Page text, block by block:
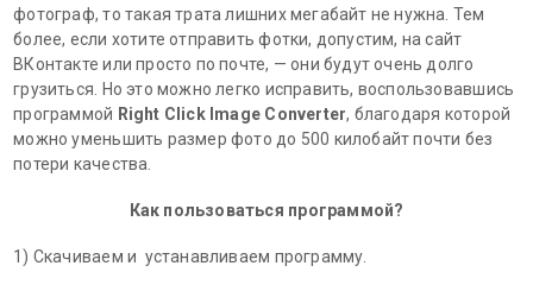
фотограф, то такая трата лишних мегабайт не нужна. Тем
более, если хотите отправить фотки, допустим, на сайт
ВКонтакте или просто по почте, — они будут очень долго
грузиться. Но это можно легко исправить, воспользовавшись
программой Right Click Image Converter, благодаря которой
можно уменьшить размер фото до 500 килобайт почти без
потери качества.
Как пользоваться программой?
1) Скачиваем и устанавливаем программу.